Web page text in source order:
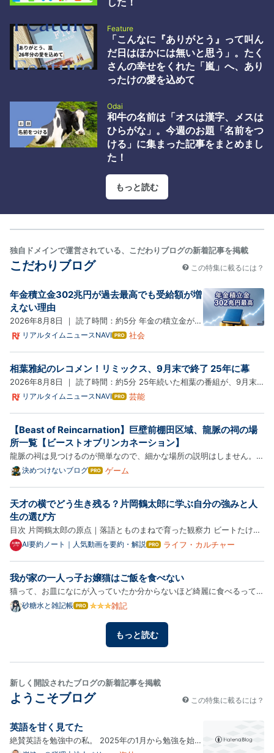
見えない - 941::blog by id:kushii 4 A…
Feature
「こんなに『ありがとう』って叫ん
だ日はほかには無いと思う」。たく
さんの幸せをくれた「嵐」へ、あり
ったけの愛を込めて
Odai
和牛の名前は「オスは漢字、メスは
ひらがな」。今週のお題「名前をつ
ける」に集まった記事をまとめまし
た！
もっと読む
独自ドメインで運営されている、こだわりブログの新着記事を掲載
こだわりブログ この特集に載るには？
年金積立金302兆円が過去最高でも受給額が増
えない理由
2026年8月8日 ｜ 読了時間：約5分 年金の積立金が、
初めて300兆円を超えて過去最高になった。 厚生労働
た。 前年度から 42兆円 あまりの上積みで、株高・円
安による…
リアルタイムニュースNAVIはて
Pro
社会
相葉雅紀のレコメン！リミックス、9月末で終了 25年に幕
2026年8月8日 ｜ 読了時間：約5分 25年続いた相葉の番組が、9月末
で終わる。 発表は8月7日の深夜だった。 番組の公式Xと、その日の放
リアルタイムニュースNAVIはて
Pro
芸能
【Beast of Reincarnation】巨壁前棚田区域、龍脈の祠の場
所一覧【ビーストオブリンカネーション】
龍脈の祠は見つけるのが簡単なので、細かな場所の説明はしません。下
の画像の黄色い〇で囲った場所に行けば見つけられます。 リンク
決めつけないブログはて
Pro
ゲーム
天才の横でどう生き残る？片岡鶴太郎に学ぶ自分の強みと人
生の選び方
目次 片岡鶴太郎の原点｜落語とものまねで育った観察力 ビートたけ
し・明石家さんま・島田紳助の横で生き残る自己分析 片岡鶴太郎が俳
AI要約ノート｜人気動画を要約・解説はて
Pro
ライフ・カルチャー
我が家の一人っ子お嬢猫はご飯を食べない
猫って、お皿になにが入っていたか分からないほど綺麗に食べるって言
いますよね。 食べ終えた後もお皿を丁寧に舐めるから、ピカピカのお
はそんなことはなくって。 もうちょっとどうにか…とか、思って…
砂糖水と雑記帳はて
雑記
もっと読む
新しく開設されたブログの新着記事を掲載
ようこそブログ この特集に載るには？
英語を甘く見てた
絶賛英語を勉強中の私。 2025年の1月から勉強を始